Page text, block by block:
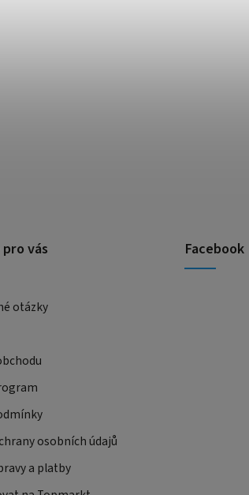
vás
otázky
osobních údajů
a platby
Facebook